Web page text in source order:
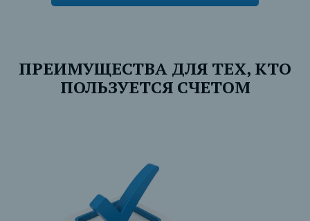
ПРЕИМУЩЕСТВА ДЛЯ ТЕХ, КТО
ПОЛЬЗУЕТСЯ СЧЕТОМ